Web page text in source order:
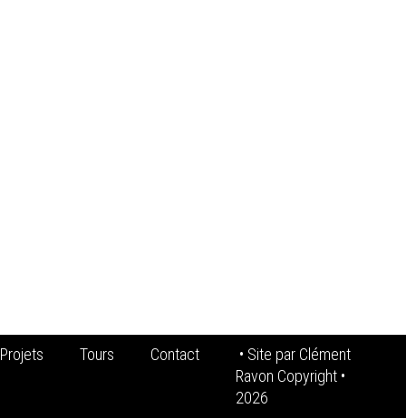
Projets Tours Contact • Site par Clément
Ravon Copyright •
2026